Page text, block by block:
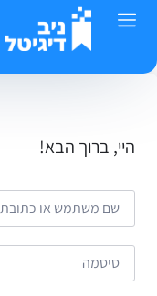
היי, ברוך הבא!